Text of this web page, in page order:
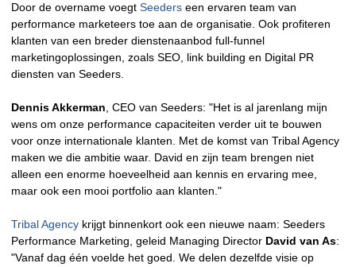
Door de overname voegt Seeders een ervaren team van
performance marketeers toe aan de organisatie. Ook profiteren
klanten van een breder dienstenaanbod full-funnel
marketingoplossingen, zoals SEO, link building en Digital PR
diensten van Seeders.
Dennis Akkerman , CEO van Seeders: "Het is al jarenlang mijn
wens om onze performance capaciteiten verder uit te bouwen
voor onze internationale klanten. Met de komst van Tribal Agency
maken we die ambitie waar. David en zijn team brengen niet
alleen een enorme hoeveelheid aan kennis en ervaring mee,
maar ook een mooi portfolio aan klanten."
Tribal Agency krijgt binnenkort ook een nieuwe naam: Seeders
Performance Marketing, geleid Managing Director David van As:
"Vanaf dag één voelde het goed. We delen dezelfde visie op